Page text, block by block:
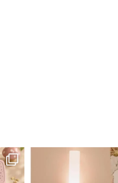
גם מנורת לילה מרגיעה, וגם
0